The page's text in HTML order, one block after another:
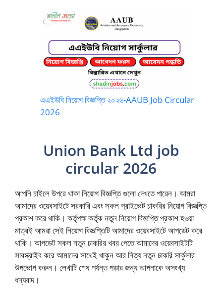
এএইউবি নিয়োগ বিজ্ঞপ্তি ২০২৬-AAUB Job Circular
2026
Union Bank Ltd job
circular 2026
আপনি চাইলে উপরে থাকা নিয়োগ বিজ্ঞপ্তি গুলো দেখতে পারেন। আমরা
আমাদের ওয়েবসাইটে সরকারি এবং সকল প্রাইভেট চাকরির নিয়োগ বিজ্ঞপ্তি
প্রকাশ করে থাকি। কর্তৃপক্ষ কর্তৃক নতুন নিয়োগ বিজ্ঞপ্তি প্রকাশ হওয়া
মাত্রই আমরা সেই নিয়োগ বিজ্ঞপ্তিটি আমাদের ওয়েবসাইটে আপডেট করে
থাকি। আপডেট সকল নতুন চাকরির খবর পেতে আমাদের ওয়েবসাইটটি
সাবস্ক্রাইব করে আমাদের সাথেই থাকুন আর নিত্য নতুন চাকরি সার্কুলার
উপভোগ করুন। লেখাটি শেষ পর্যন্ত পড়ার জন্য আপনাকে অসংখ্য
ধন্যবাদ।